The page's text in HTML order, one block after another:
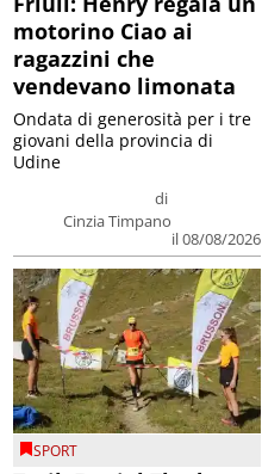
motorino Ciao ai
ragazzini che
vendevano limonata
di
Cinzia Timpano
il 08/08/2026
Ondata di generosità per i tre
giovani della provincia di
Udine
SPORT